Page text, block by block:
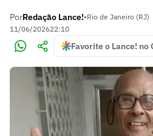
PorRedação Lance!•Rio de Janeiro (RJ)
11/06/202622:10
Favorite o Lance! no